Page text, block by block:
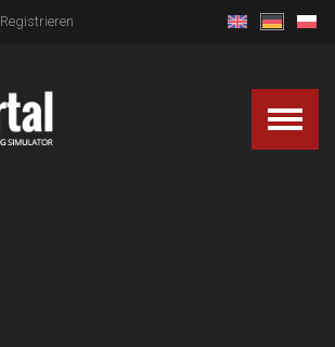
Registrieren